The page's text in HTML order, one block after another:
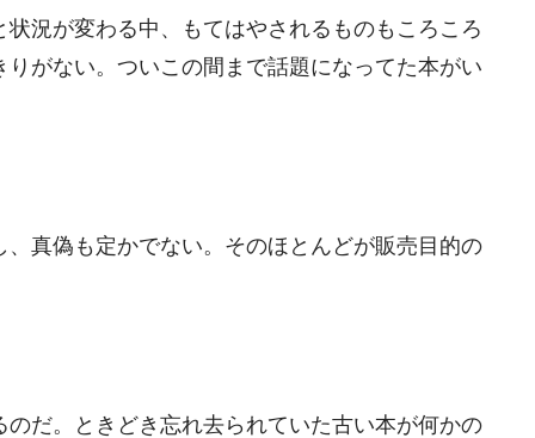
況が変わる中、もてはやされるものもころころ
がない。ついこの間まで話題になってた本がい
真偽も定かでない。そのほとんどが販売目的の
だ。ときどき忘れ去られていた古い本が何かの